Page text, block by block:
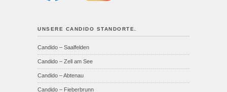
UNSERE CANDIDO STANDORTE.
Candido – Saalfelden
Candido – Zell am See
Candido – Abtenau
Candido – Fieberbrunn